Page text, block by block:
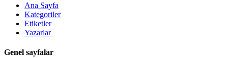
Ana Sayfa
Kategoriler
Etiketler
Yazarlar
Genel sayfalar